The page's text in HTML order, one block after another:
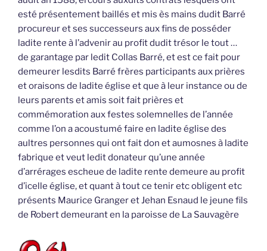
esté présentement baillés et mis ès mains dudit Barré
procureur et ses successeurs aux fins de posséder
ladite rente à l’advenir au profit dudit trésor le tout …
de garantage par ledit Collas Barré, et est ce fait pour
demeurer lesdits Barré frères participants aux prières
et oraisons de ladite église et que à leur instance ou de
leurs parents et amis soit fait prières et
commémoration aux festes solemnelles de l’année
comme l’on a acoustumé faire en ladite église des
aultres personnes qui ont fait don et aumosnes à ladite
fabrique et veut ledit donateur qu’une année
d’arrérages escheue de ladite rente demeure au profit
d’icelle église, et quant à tout ce tenir etc obligent etc
présents Maurice Granger et Jehan Esnaud le jeune fils
de Robert demeurant en la paroisse de La Sauvagère